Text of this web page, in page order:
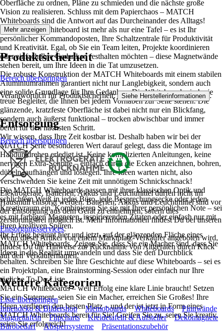
Oberfläche zu ordnen, Pläne zu schmieden und die nächste große
Vision zu realisieren. Schluss mit dem Papierchaos – MATCH
Whiteboards sind die Antwort auf das Durcheinander des Alltags!
Ein MATCH Whiteboard ist mehr als nur eine Tafel – es ist Ihr
persönlicher Kommandoposten, Ihre Schaltzentrale für Produktivität
und Kreativität. Egal, ob Sie ein Team leiten, Projekte koordinieren
oder einfach Ihre Gedanken festhalten möchten – diese Magnetwände
stehen bereit, um Ihre Ideen in die Tat umzusetzen.
Die robuste Konstruktion der MATCH Whiteboards mit einem stabilen
Aluminiumrahmen garantiert nicht nur Langlebigkeit, sondern auch
eine solide Grundlage für Ihre Gedanken. Die Whiteboards sind wie
treue Begleiter, die Ihnen bei jedem Vorhaben zur Seite stehen. Die
glänzende, kratzfeste Oberfläche ist dabei nicht nur ein Blickfang,
sondern auch äußerst funktional – trocken abwischbar und immer
bereit für den nächsten Schritt.
Wir wissen, dass Ihre Zeit kostbar ist. Deshalb haben wir bei der
MATCH Serie besonderen Wert darauf gelegt, dass die Montage im
Handumdrehen erledigt ist. Keine komplizierten Anleitungen, keine
nervigen Extra-Schritte – einfach durch die Ecken anzeichnen, bohren,
dübeln, aufhängen und loslegen. Ihre Ideen warten nicht, also
verschwenden Sie keine Zeit mit unnötigem Schnickschnack!
Die MATCH Whiteboards passen mit ihrer klassischen Optik und
schlichtem Weiß in jedes Büro, jede Besprechungsecke oder jeden
Kreativraum ein. Kombinieren Sie sie mit Ihrer persönlichen Note – sei
es mit farbigen Magneten, inspirierenden Zitaten oder einfach nur mit
Ihren kreativen Spuren.
Ihr Erfolg beginnt hier und jetzt, auf der glänzenden Fläche eines
MATCH Whiteboards. Zeigen Sie, dass Sie ein Macher sind, dass Sie
Ideen in die Realität umwandeln und dass Sie den Durchblick
behalten. Schreiben Sie Ihre Geschichte auf diese Whiteboards – sei es
ein Projektplan, eine Brainstorming-Session oder einfach nur Ihre
tägliche To-Do-Liste.
MATCH Whiteboards – weil Erfolg eine klare Linie braucht! Setzen
Sie ein Statement, seien Sie ein Macher, erreichen Sie Großes! Ihre
Ideen verdienen den besten Platz – und der ist jetzt in Form eines
MATCH Whiteboards bereit für Sie! Greifen Sie zu, seien Sie kreativ,
seien Sie erfolgreich!
Mehr anzeigen
Produktsicherheit
Bereich überspringen
Verantwortlich für Produktsicherheit: Siehe Herstellerinformationen .
Entsorgung
Bereich überspringen
Elektrogeräte, Batterien, Akkus und Leuchtmittel dürfen nicht im
Hausmüll entsorgt werden. Batterien, Akkus und Leuchtmittel sind vor
der Entsorgung aus dem Gerät zu entnehmen, sofern dies
zerstörungsfrei möglich ist. Mehr Informationen findest Du bei unseren
Entsorgungsservices.
Wenn dieser Artikel von einem Marktplatz-Verkäufer angeboten wird,
findest Du die Hinweise zur Rücknahme von Altgeräten durch Klick
auf den Verkäufernamen.
Weitere Kategorien
Liste überspringen
Innendeko & Bildershop
Memoboards Whiteboards
Pinnwände
Magnettafeln
Flipcharts Kreidetafeln & Aufsteller
Dekomagnete
Bürobedarf
Absperrsysteme Präsentationszubehör